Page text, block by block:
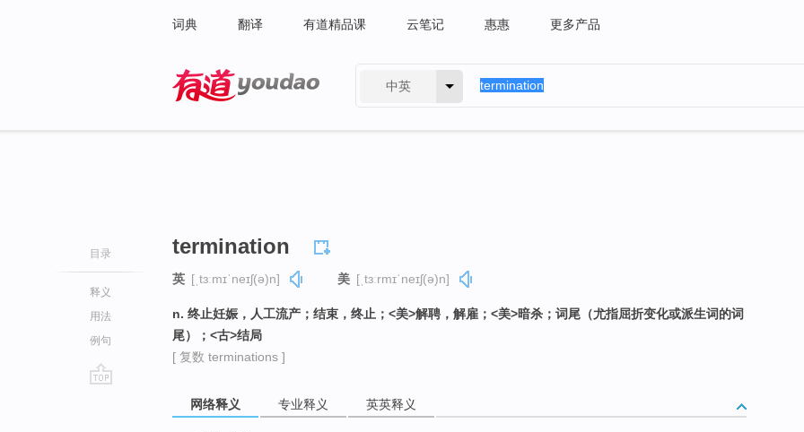
词典 翻译 有道精品课 云笔记 惠惠 更多产品
中英
目录
释义
用法
例句
termination
英 [ˌtɜːmɪˈneɪʃ(ə)n] 美 [ˌtɜːrmɪˈneɪʃ(ə)n]
n. 终止妊娠，人工流产；结束，终止；<美>解聘，解雇；<美>暗杀；词尾（尤指屈折变化或派生词的词
尾）；<古>结局
[ 复数 terminations ]
网络释义 专业释义 英英释义